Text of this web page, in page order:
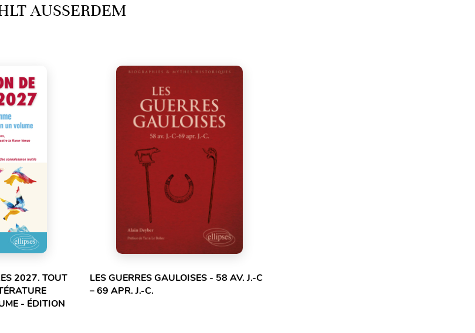
AUSSERDEM
2027. TOUT
- ÉDITION
LES GUERRES GAULOISES - 58 AV. J.-C
– 69 APR. J.-C.